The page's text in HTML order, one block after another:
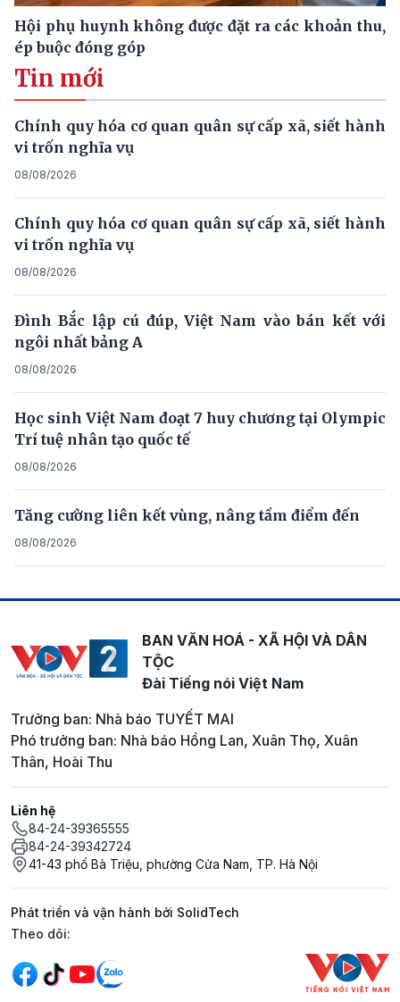
Hội phụ huynh không được đặt ra các khoản thu,
ép buộc đóng góp
Tin mới
Chính quy hóa cơ quan quân sự cấp xã, siết hành
vi trốn nghĩa vụ
08/08/2026
Chính quy hóa cơ quan quân sự cấp xã, siết hành
vi trốn nghĩa vụ
08/08/2026
Đình Bắc lập cú đúp, Việt Nam vào bán kết với
ngôi nhất bảng A
08/08/2026
Học sinh Việt Nam đoạt 7 huy chương tại Olympic
Trí tuệ nhân tạo quốc tế
08/08/2026
Tăng cường liên kết vùng, nâng tầm điểm đến
08/08/2026
BAN VĂN HOÁ - XÃ HỘI VÀ DÂN
TỘC
Đài Tiếng nói Việt Nam
Trưởng ban: Nhà báo TUYẾT MAI
Phó trưởng ban: Nhà báo Hồng Lan, Xuân Thọ, Xuân
Thân, Hoài Thu
Liên hệ
84-24-39365555
84-24-39342724
41-43 phố Bà Triệu, phường Cửa Nam, TP. Hà Nội
Phát triển và vận hành bởi SolidTech
Mạng xã hội
Theo dõi: